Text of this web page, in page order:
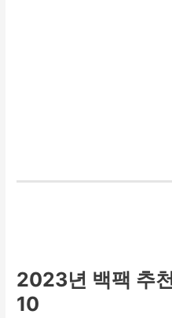
2023년 백팩 추
10